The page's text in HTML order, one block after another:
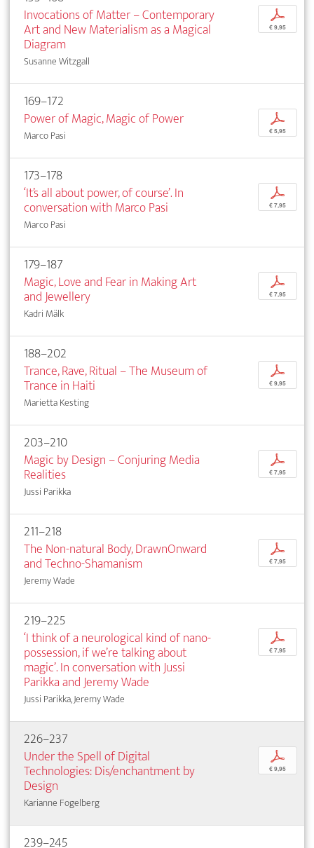
Invocations of Matter – Contemporary
Art and New Materialism as a Magical
Diagram
Susanne Witzgall
p
€ 9,95
169–172
Power of Magic, Magic of Power
Marco Pasi
p
€ 5,95
173–178
‘It’s all about power, of course’. In
conversation with Marco Pasi
Marco Pasi
p
€ 7,95
179–187
Magic, Love and Fear in Making Art
and Jewellery
Kadri Mälk
p
€ 7,95
188–202
Trance, Rave, Ritual – The Museum of
Trance in Haiti
Marietta Kesting
p
€ 9,95
203–210
Magic by Design – Conjuring Media
Realities
Jussi Parikka
p
€ 7,95
211–218
The Non-natural Body, DrawnOnward
and Techno-Shamanism
Jeremy Wade
p
€ 7,95
219–225
‘I think of a neurological kind of nano-
possession, if we’re talking about
magic’. In conversation with Jussi
Parikka and Jeremy Wade
Jussi Parikka, Jeremy Wade
p
€ 7,95
226–237
Under the Spell of Digital
Technologies: Dis/enchantment by
Design
Karianne Fogelberg
p
€ 9,95
239–245